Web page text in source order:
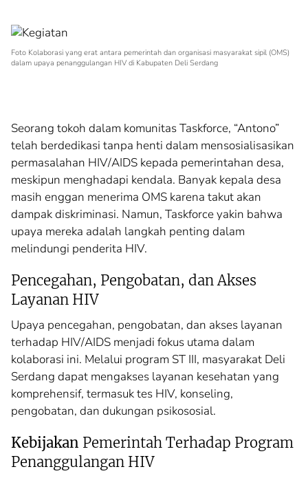
Foto Kolaborasi yang erat antara pemerintah dan organisasi masyarakat sipil (OMS)
dalam upaya penanggulangan HIV di Kabupaten Deli Serdang
Seorang tokoh dalam komunitas Taskforce, “Antono”
telah berdedikasi tanpa henti dalam mensosialisasikan
permasalahan HIV/AIDS kepada pemerintahan desa,
meskipun menghadapi kendala. Banyak kepala desa
masih enggan menerima OMS karena takut akan
dampak diskriminasi. Namun, Taskforce yakin bahwa
upaya mereka adalah langkah penting dalam
melindungi penderita HIV.
Pencegahan, Pengobatan, dan Akses
Layanan HIV
Upaya pencegahan, pengobatan, dan akses layanan
terhadap HIV/AIDS menjadi fokus utama dalam
kolaborasi ini. Melalui program ST III, masyarakat Deli
Serdang dapat mengakses layanan kesehatan yang
komprehensif, termasuk tes HIV, konseling,
pengobatan, dan dukungan psikososial.
Kebijakan Pemerintah Terhadap Program
Penanggulangan HIV